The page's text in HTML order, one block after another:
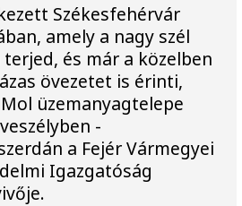
Székesfehérvár
amely a nagy szél
és már a közelben
övezetet is érinti,
üzemanyagtelepe
-
a Fejér Vármegyei
Igazgatóság